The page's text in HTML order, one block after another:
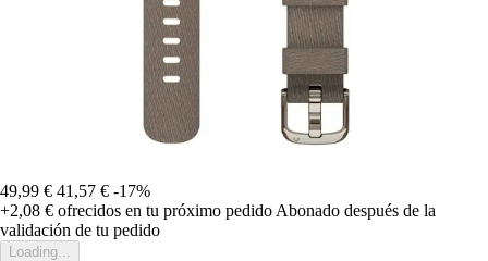
49,99 € 41,57 € -17%
+2,08 € ofrecidos en tu próximo pedido Abonado después de la
validación de tu pedido
Loading...